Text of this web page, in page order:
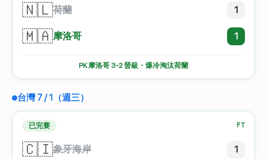
🇳🇱荷蘭 1
🇲🇦摩洛哥 1
PK 摩洛哥 3-2 晉級・爆冷淘汰荷蘭
台灣 7 / 1（週三）
已完賽 FT
🇨🇮象牙海岸 1